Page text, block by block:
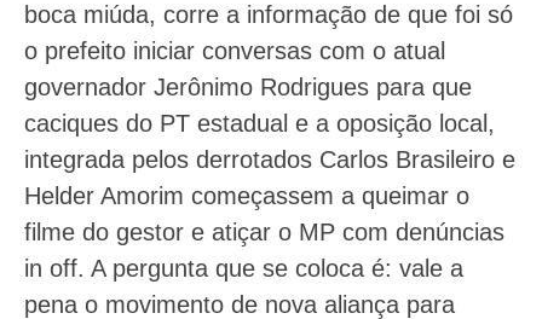
boca miúda, corre a informação de que foi só
o prefeito iniciar conversas com o atual
governador Jerônimo Rodrigues para que
caciques do PT estadual e a oposição local,
integrada pelos derrotados Carlos Brasileiro e
Helder Amorim começassem a queimar o
filme do gestor e atiçar o MP com denúncias
in off. A pergunta que se coloca é: vale a
pena o movimento de nova aliança para